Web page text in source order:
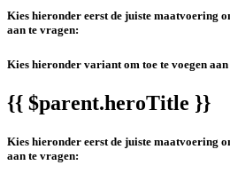
Kies hieronder eerst de juiste maatvoering
aan te vragen:
Kies hieronder variant om toe te voegen
{{ $parent.heroTitle }}
Kies hieronder eerst de juiste maatvoering
aan te vragen: